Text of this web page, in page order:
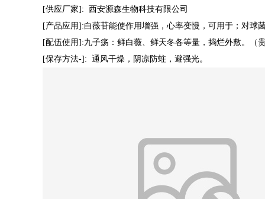
[供应厂家]: 西安源森生物科技有限公司
[产品应用]:白薇苷能使作用增强，心率变慢，可用于；对球
[配伍使用]:九子疡：鲜白薇、鲜天冬各等量，捣烂外敷。（
[保存方法-]: 通风干燥，阴凉防蛀，避强光。